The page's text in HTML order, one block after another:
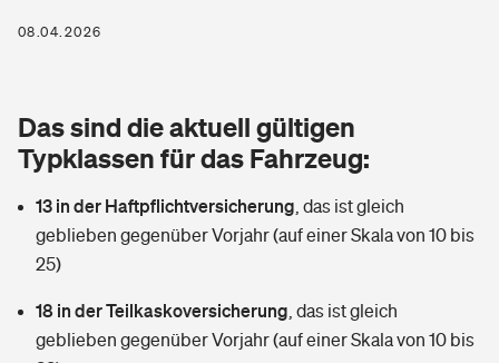
Rentenrechner: Wie viel Geld bekomme ich im Alter?
Wer versichert was: Jetzt Versicherer finden
Vermieterrrechtsschutz
Mietkautionsversicherung
Zur Übersicht
Fahrradversicherung
Kinderunfall­ver­si­che­rung
Kinderinvalidität
Reiseversicherung
Hundehalter-Haftpflicht
Dread-Disease-Versicherung
Tierkrankenversicherung
Zur Übersicht
Tools
08.04.2026
Das sind die aktuell gültigen
Typklassen für das Fahrzeug:
13 in der Haftpflichtversicherung das ist gleich
geblieben gegenüber Vorjahr (auf einer Skala von 10 bis
25)
18 in der Teilkaskoversicherung das ist gleich
geblieben gegenüber Vorjahr (auf einer Skala von 10 bis